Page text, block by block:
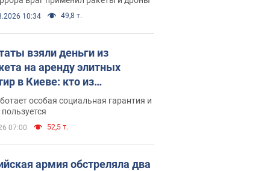
10:34 49,8 т.
взяли деньги из
на аренду элитных
в Киеве: кто из
просил средства
особая социальная гарантия и
07:00 52,5 т.
армия обстреляла два